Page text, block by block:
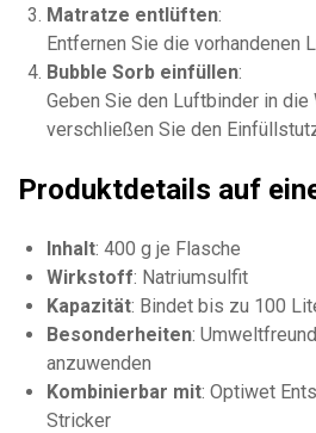
Matratze entlüften:
Entfernen Sie die vorhandenen
Bubble Sorb einfüllen:
Geben Sie den Luftbinder in
verschließen Sie den
Produktdetails auf
Inhalt: 400 g je Flasche
Wirkstoff: Natriumsulfit
Kapazität: Bindet bis zu 100
Besonderheiten:
anzuwenden
Kombinierbar mit: Optiwet
Stricker